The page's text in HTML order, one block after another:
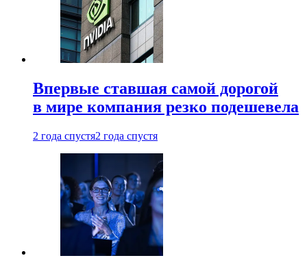
Впервые ставшая самой дорогой
в мире компания резко подешевела
2 года спустя2 года спустя